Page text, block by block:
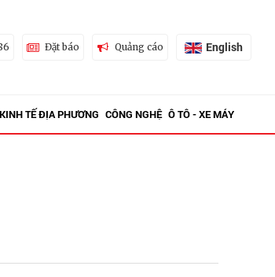
Đặt báo Quảng cáo English
KINH TẾ ĐỊA PHƯƠNG CÔNG NGHỆ Ô TÔ - XE MÁY